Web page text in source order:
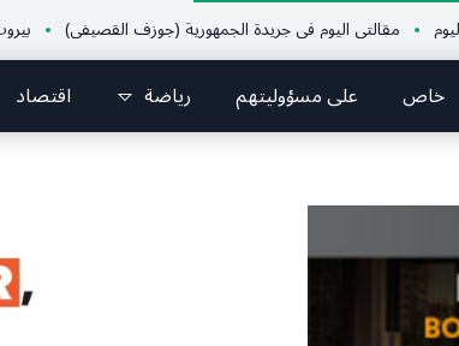
مقالتي اليوم في جريدة الجمهورية (جوزف القصيفي) بيروت
خاص على مسؤوليتهم رياضة اقتصاد